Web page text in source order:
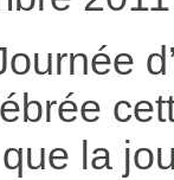
la